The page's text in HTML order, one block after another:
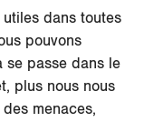
dans toutes
pouvons
se passe dans le
plus nous nous
menaces,